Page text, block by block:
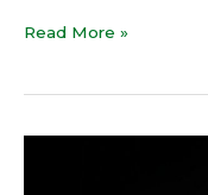
Read More »